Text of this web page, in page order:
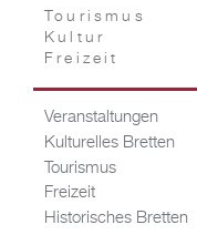
Tourismus
Kultur
Freizeit
Veranstaltungen
Kulturelles Bretten
Tourismus
Freizeit
Historisches Bretten